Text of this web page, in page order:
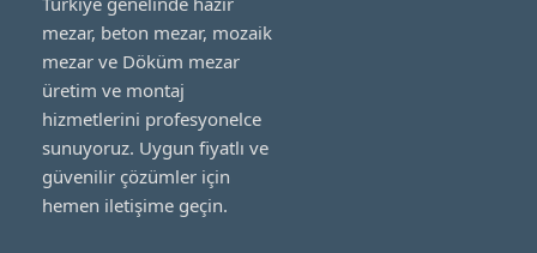
mezar, beton mezar, mozaik
mezar ve Döküm mezar
üretim ve montaj
hizmetlerini profesyonelce
sunuyoruz. Uygun fiyatlı ve
güvenilir çözümler için
hemen iletişime geçin.